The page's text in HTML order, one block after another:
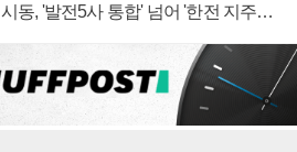
동, '발전5사 통합' 넘어 '한전 지주사'